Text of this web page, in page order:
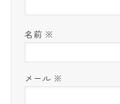
名前 ※
メール ※